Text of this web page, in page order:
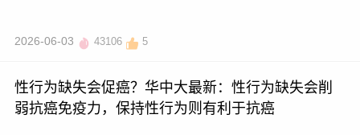
2026-06-03 43106 5
性行为缺失会促癌？华中大最新：性行为缺失会削
弱抗癌免疫力，保持性行为则有利于抗癌